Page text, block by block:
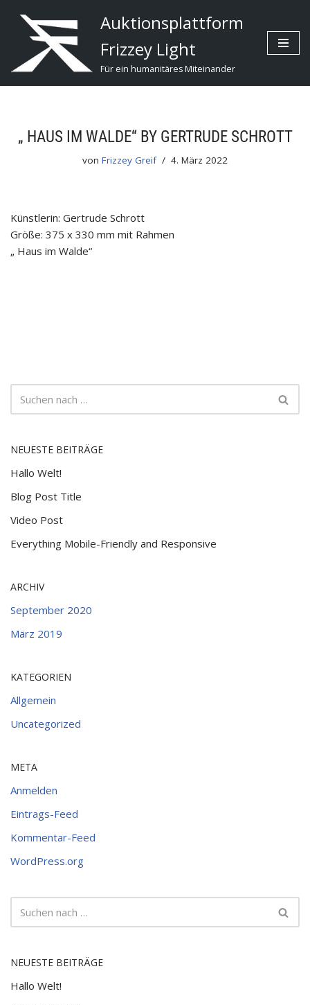
Zum
Inhalt
Auktionsplattform
Frizzey Light
Für ein humanitäres Miteinander
„ HAUS IM WALDE“ BY GERTRUDE SCHROTT
von Frizzey Greif 4. März 2022
Künstlerin: Gertrude Schrott
Größe: 375 x 330 mm mit Rahmen
„ Haus im Walde“
NEUESTE BEITRÄGE
Hallo Welt!
Blog Post Title
Video Post
Everything Mobile-Friendly and Responsive
ARCHIV
September 2020
März 2019
KATEGORIEN
Allgemein
Uncategorized
META
Anmelden
Eintrags-Feed
Kommentar-Feed
WordPress.org
NEUESTE BEITRÄGE
Hallo Welt!